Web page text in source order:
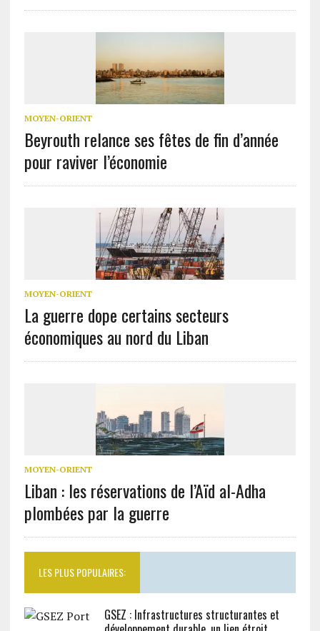
MOYEN-ORIENT
Beyrouth relance ses fêtes de fin d’année
pour raviver l’économie
MOYEN-ORIENT
La guerre dope certains secteurs
économiques au nord du Liban
MOYEN-ORIENT
Liban : les réservations de l’Aïd al-Adha
plombées par la guerre
LES PLUS POPULAIRES:
GSEZ : Infrastructures structurantes et